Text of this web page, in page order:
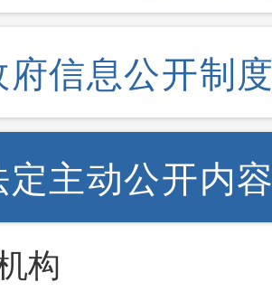
府信息公开制
定主动公开内
构